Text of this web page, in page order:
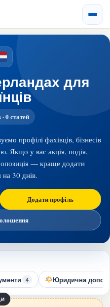
для
0 статей
профілі фахівців, бізнесів
Якщо у вас акція, подія,
— краще додати
30 днів.
Додати профіль
4 Юридична